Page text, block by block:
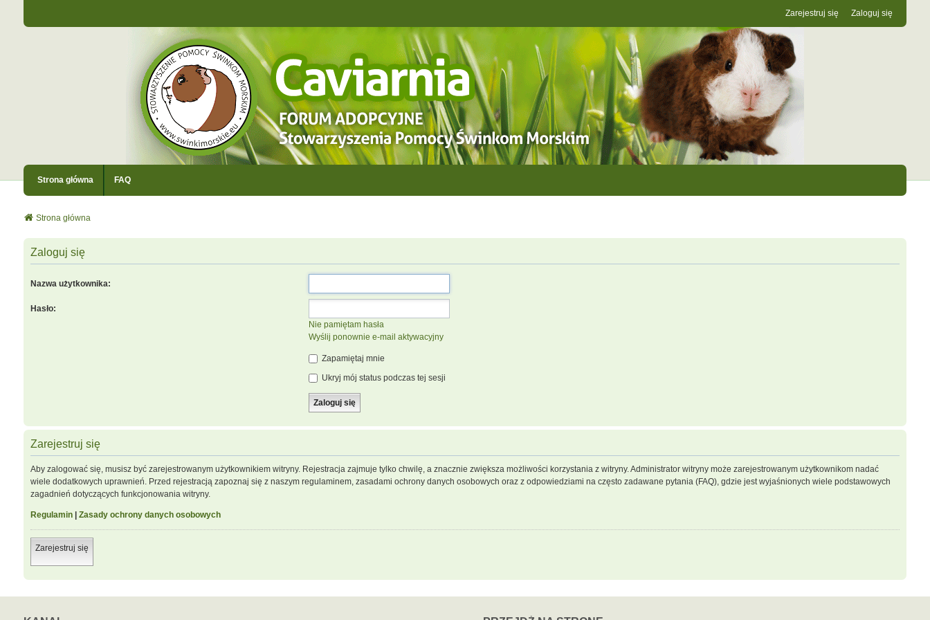
Zaloguj się
Zarejestruj się
Strona główna FAQ
Strona główna
Zaloguj się
Nazwa użytkownika:
Hasło:
Nie pamiętam hasła
Wyślij ponownie e-mail aktywacyjny
Zapamiętaj mnie
Ukryj mój status podczas tej sesji
Zarejestruj się
Aby zalogować się, musisz być zarejestrowanym użytkownikiem witryny. Rejestracja zajmuje tylko chwilę, a znacznie zwiększa możliwości korzystania z witryny. Administrator witryny może zarejestrowanym użytkownikom nadać
wiele dodatkowych uprawnień. Przed rejestracją zapoznaj się z naszym regulaminem, zasadami ochrony danych osobowych oraz z odpowiedziami na często zadawane pytania (FAQ), gdzie jest wyjaśnionych wiele podstawowych
zagadnień dotyczących funkcjonowania witryny.
Regulamin| Zasady ochrony danych osobowych
Zarejestruj się